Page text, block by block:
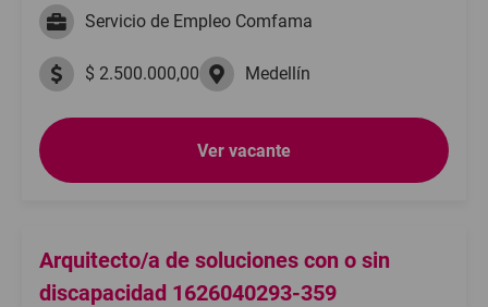
Servicio de Empleo Comfama
$ 2.500.000,00 Medellín
Ver vacante
Arquitecto/a de soluciones con o sin
discapacidad 1626040293-359